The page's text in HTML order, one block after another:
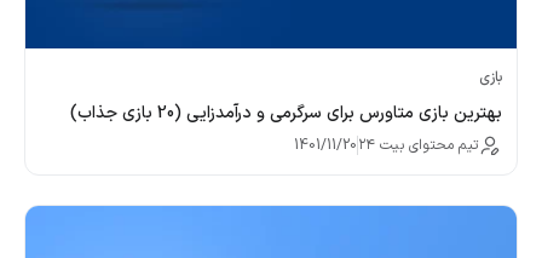
بازی
بهترین بازی متاورس برای سرگرمی و درآمدزایی (20 بازی جذاب)
تیم محتوای بیت ۲۴ 1401/11/20